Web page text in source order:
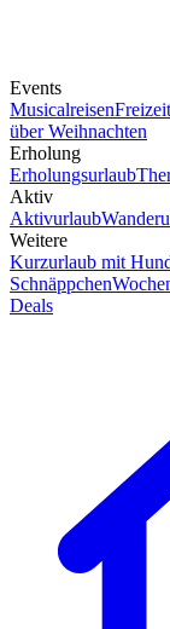
Events
Musicalreisen
über Weihnachten
Erholung
Erholungsurlaub
Aktiv
Aktivurlaub
Weitere
Kurzurlaub mit
Schnäppchen
Deals